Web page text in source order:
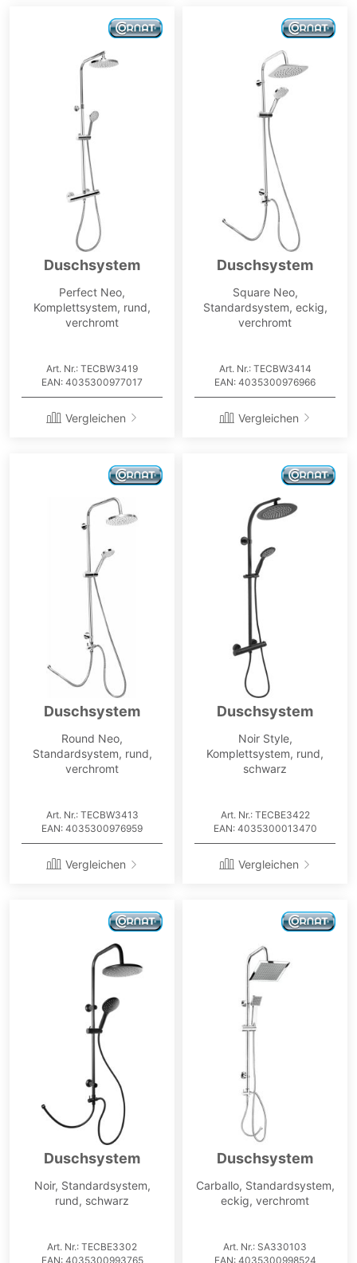
Duschsystem
Perfect Neo,
Komplettsystem, rund,
verchromt
Art. Nr.: TECBW3419
EAN: 4035300977017
Vergleichen
Duschsystem
Square Neo,
Standardsystem, eckig,
verchromt
Art. Nr.: TECBW3414
EAN: 4035300976966
Vergleichen
Duschsystem
Round Neo,
Standardsystem, rund,
verchromt
Art. Nr.: TECBW3413
EAN: 4035300976959
Vergleichen
Duschsystem
Noir Style,
Komplettsystem, rund,
schwarz
Art. Nr.: TECBE3422
EAN: 4035300013470
Vergleichen
Duschsystem
Noir, Standardsystem,
rund, schwarz
Art. Nr.: TECBE3302
EAN: 4035300993765
Duschsystem
Carballo, Standardsystem,
eckig, verchromt
Art. Nr.: SA330103
EAN: 4035300998524